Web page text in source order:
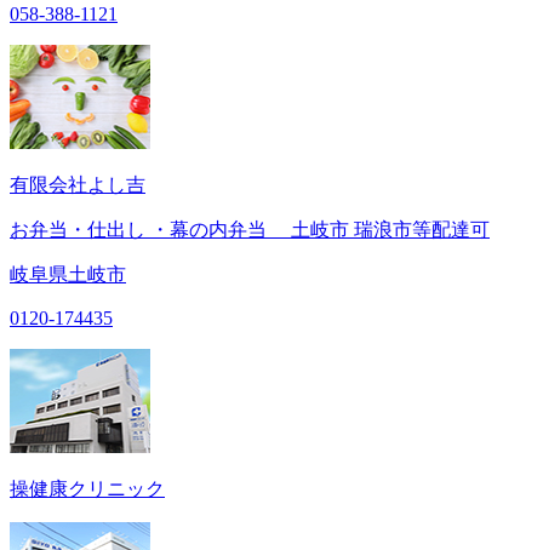
058-388-1121
有限会社よし吉
お弁当・仕出し ・幕の内弁当 土岐市 瑞浪市等配達可
岐阜県土岐市
0120-174435
操健康クリニック